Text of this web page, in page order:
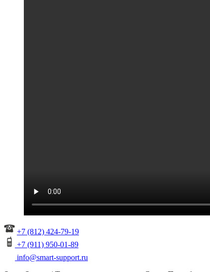
+7 (812) 424-79-19
+7 (911) 950-01-89
info@smart-support.ru